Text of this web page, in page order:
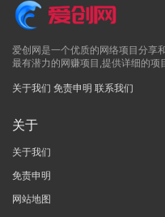
爱创网是一个优质的网络项目分享
最有潜力的网赚项目,提供详细的项
关于我们 免责申明 联系我们
关于
关于我们
免责申明
网站地图